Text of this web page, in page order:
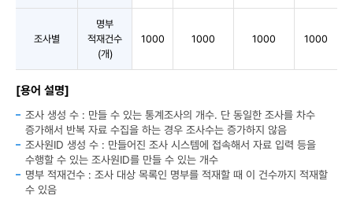
조사별
명부
적재건수
(개)
1000 1000 1000 1000
[용어 설명]
조사 생성 수 : 만들 수 있는 통계조사의 개수. 단 동일한 조사를 차수
증가해서 반복 자료 수집을 하는 경우 조사수는 증가하지 않음
조사원ID 생성 수 : 만들어진 조사 시스템에 접속해서 자료 입력 등을
수행할 수 있는 조사원ID를 만들 수 있는 개수
명부 적재건수 : 조사 대상 목록인 명부를 적재할 때 이 건수까지 적재할
수 있음